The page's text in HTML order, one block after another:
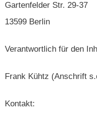
Gartenfelder Str. 29-37
13599 Berlin
Verantwortlich für den
Frank Kühtz (Anschrift
Kontakt: